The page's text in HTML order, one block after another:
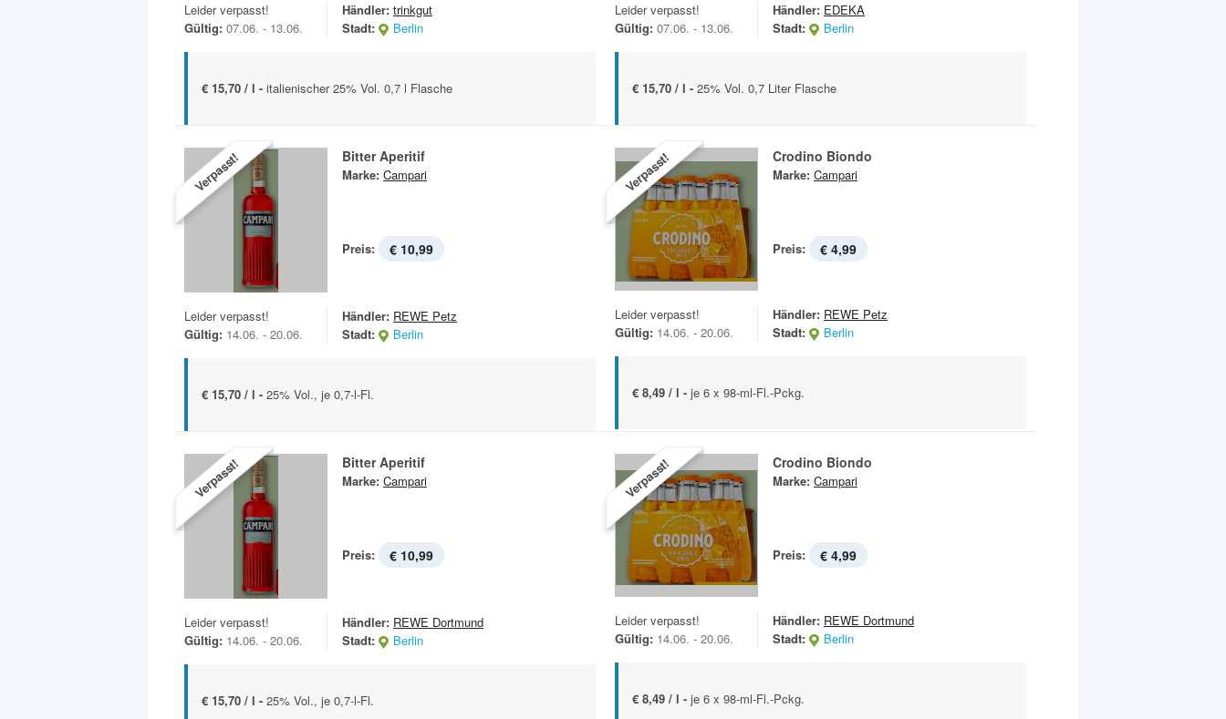
Leider verpasst!
Gültig: 07.06. - 13.06.
Händler: trinkgut
Stadt:
Berlin
€ 15,70 / l - italienischer 25% Vol. 0,7 l Flasche
Leider verpasst!
Gültig: 07.06. - 13.06.
Händler: EDEKA
Stadt:
Berlin
€ 15,70 / l - 25% Vol. 0,7 Liter Flasche
Verpasst! Bitter Aperitif
Marke: Campari
Preis: € 10,99
Leider verpasst!
Gültig: 14.06. - 20.06.
Händler: REWE Petz
Stadt:
Berlin
€ 15,70 / l - 25% Vol., je 0,7-l-Fl.
Verpasst! Crodino Biondo
Marke: Campari
Preis: € 4,99
Leider verpasst!
Gültig: 14.06. - 20.06.
Händler: REWE Petz
Stadt:
Berlin
€ 8,49 / l - je 6 x 98-ml-Fl.-Pckg.
Verpasst! Bitter Aperitif
Marke: Campari
Preis: € 10,99
Leider verpasst!
Gültig: 14.06. - 20.06.
Händler: REWE Dortmund
Stadt:
Berlin
€ 15,70 / l - 25% Vol., je 0,7-l-Fl.
Verpasst! Crodino Biondo
Marke: Campari
Preis: € 4,99
Leider verpasst!
Gültig: 14.06. - 20.06.
Händler: REWE Dortmund
Stadt:
Berlin
€ 8,49 / l - je 6 x 98-ml-Fl.-Pckg.